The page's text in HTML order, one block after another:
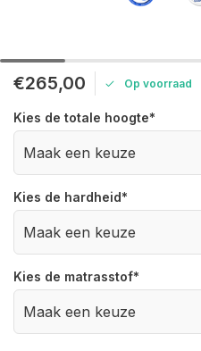
€265,00 Op voorraad
Kies de totale hoogte*
Kies de hardheid*
Kies de matrasstof*